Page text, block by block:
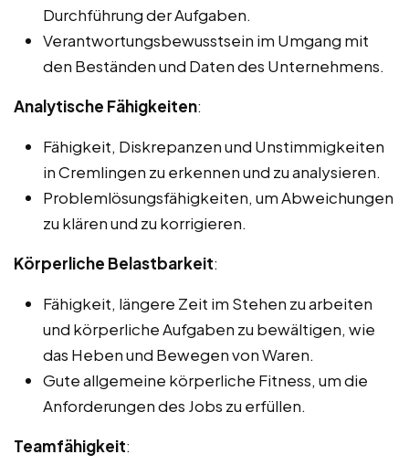
Durchführung der Aufgaben.
Verantwortungsbewusstsein im Umgang mit
den Beständen und Daten des Unternehmens.
Analytische Fähigkeiten:
Fähigkeit, Diskrepanzen und Unstimmigkeiten
in Cremlingen zu erkennen und zu analysieren.
Problemlösungsfähigkeiten, um Abweichungen
zu klären und zu korrigieren.
Körperliche Belastbarkeit:
Fähigkeit, längere Zeit im Stehen zu arbeiten
und körperliche Aufgaben zu bewältigen, wie
das Heben und Bewegen von Waren.
Gute allgemeine körperliche Fitness, um die
Anforderungen des Jobs zu erfüllen.
Teamfähigkeit: